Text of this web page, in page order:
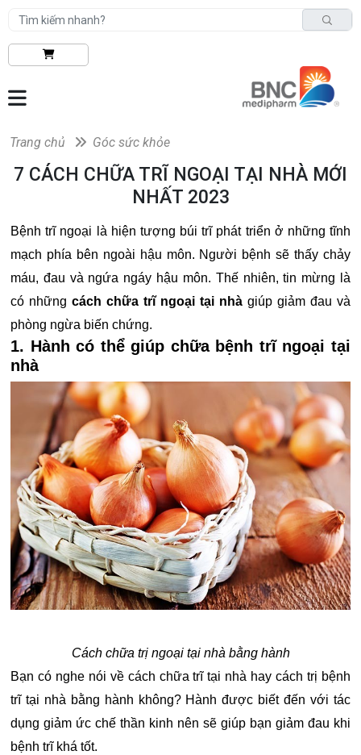
Trang chủ Góc sức khỏe
7 CÁCH CHỮA TRĨ NGOẠI TẠI NHÀ MỚI
NHẤT 2023
Bệnh trĩ ngoại là hiện tượng búi trĩ phát triển ở những tĩnh
mạch phía bên ngoài hậu môn. Người bệnh sẽ thấy chảy
máu, đau và ngứa ngáy hậu môn. Thế nhiên, tin mừng là
có những cách chữa trĩ ngoại tại nhà giúp giảm đau và
phòng ngừa biến chứng.
1. Hành có thể giúp chữa bệnh trĩ ngoại tại
nhà
Cách chữa trị ngoại tại nhà bằng hành
Bạn có nghe nói về cách chữa trĩ tại nhà hay cách trị bệnh
trĩ tại nhà bằng hành không? Hành được biết đến với tác
dụng giảm ức chế thần kinh nên sẽ giúp bạn giảm đau khi
bệnh trĩ khá tốt.